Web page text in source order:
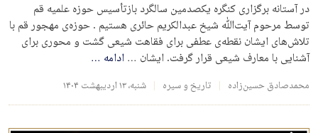
در آستانه برگزاری کنگره یکصدمین سالگرد بازتأسیس حوزه علمیه قم
توسط مرحوم آیت‌ﷲ شیخ عبدالکریم حائری هستیم . حوزه‌ی مهجور قم با
تلاش‌های ایشان نقطه‌ی عطفی برای فقاهت شیعی گشت و محوری برای
آشنایی با معارف شیعی قرار گرفت. ایشان …ادامه …
محمدصادق حسین‌زاده تاریخ و سیره شنبه، ۱۳ اردیبهشت ۱۴۰۴